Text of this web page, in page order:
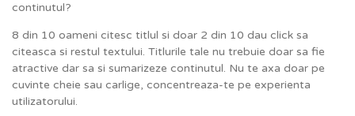
continutul?
8 din 10 oameni citesc titlul si doar 2 din 10 dau click sa
citeasca si restul textului. Titlurile tale nu trebuie doar sa fie
atractive dar sa si sumarizeze continutul. Nu te axa doar pe
cuvinte cheie sau carlige, concentreaza-te pe experienta
utilizatorului.